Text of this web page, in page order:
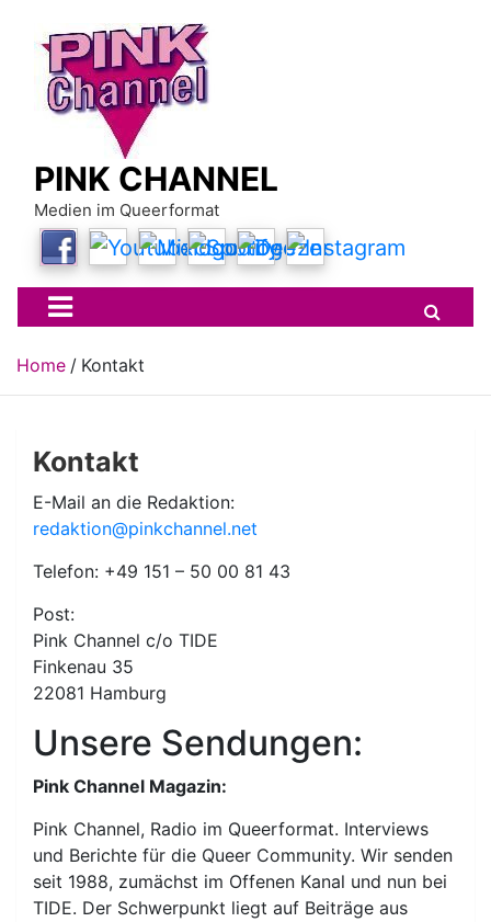
content
PINK CHANNEL
Medien im Queerformat
Home Kontakt
Kontakt
E-Mail an die Redaktion:
redaktion@pinkchannel.net
Telefon: +49 151 – 50 00 81 43
Post:
Pink Channel c/o TIDE
Finkenau 35
22081 Hamburg
Unsere Sendungen:
Pink Channel Magazin:
Pink Channel, Radio im Queerformat. Interviews
und Berichte für die Queer Community. Wir senden
seit 1988, zumächst im Offenen Kanal und nun bei
TIDE. Der Schwerpunkt liegt auf Beiträge aus